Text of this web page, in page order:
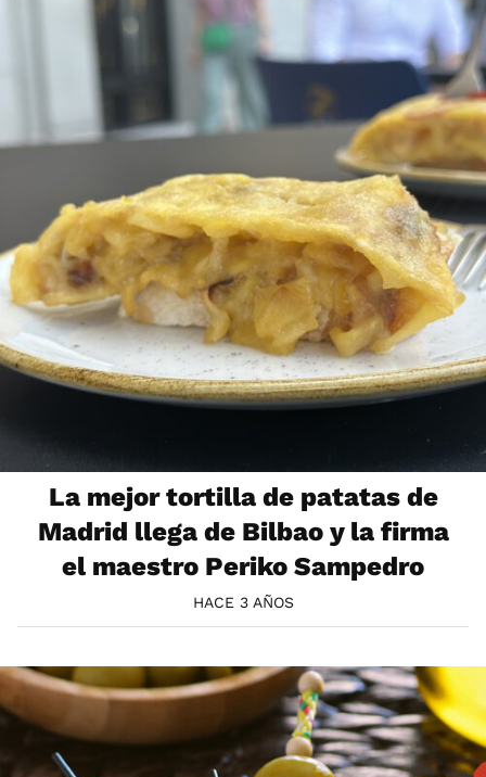
La mejor tortilla de patatas de
Madrid llega de Bilbao y la firma
el maestro Periko Sampedro
HACE 3 AÑOS